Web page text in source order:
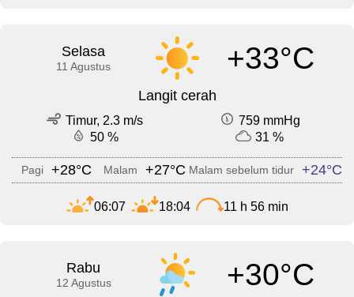
Selasa
11 Agustus +33°C
Langit cerah
Timur, 2.3 m/s
759 mmHg
50 %
31 %
Pagi +28°C Malam +27°C Malam sebelum tidur +24°C
06:07 18:04 11 h 56 min
Rabu
12 Agustus +30°C